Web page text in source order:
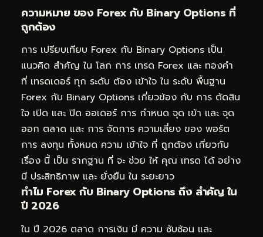
ความหมาย ของ Forex กับ Binary Options ที่
ถูกต้อง
การ เปรียบเทียบ Forex กับ Binary Options เป็น
แนวคิด สำคัญ ใน โลก การ เทรด Forex และ ทองคำ
ที่ เทรดเดอร์ ทุก ระดับ ต้อง เข้าใจ ใน ระดับ พื้นฐาน
Forex กับ Binary Options เกี่ยวข้อง กับ การ ตัดสิน
ใจ เปิด และ ปิด ออเดอร์ การ กำหนด จุด เข้า และ จุด
ออก ตลาด และ การ จัดการ ความเสี่ยง ของ พอร์ต
การ ลงทุน ทั้งหมด ความ เข้าใจ ที่ ถูกต้อง เกี่ยวกับ
เรื่อง นี้ เป็น รากฐาน ที่ จะ ช่วย ให้ คุณ เทรด ได้ อย่าง
มี ประสิทธิภาพ และ ยั่งยืน ใน ระยะยาว
ทำไม Forex กับ Binary Options ถึง สำคัญ ใน
ปี 2026
ใน ปี 2026 ตลาด การเงิน มี ความ ซับซ้อน และ